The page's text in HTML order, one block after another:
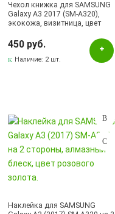
Чехол книжка для SAMSUNG
Galaxy A3 2017 (SM-A320),
экокожа, визитница, цвет
450 руб.
Наличие: 2 шт.
Наклейка для SAMSUNG